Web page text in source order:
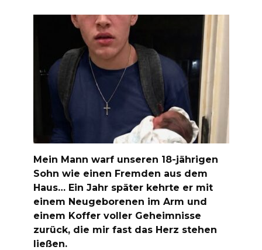
Mein Mann warf unseren 18-jährigen
Sohn wie einen Fremden aus dem
Haus… Ein Jahr später kehrte er mit
einem Neugeborenen im Arm und
einem Koffer voller Geheimnisse
zurück, die mir fast das Herz stehen
ließen.